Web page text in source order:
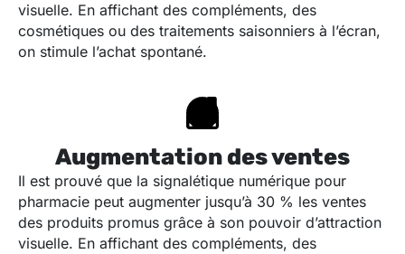
visuelle. En affichant des compléments, des
cosmétiques ou des traitements saisonniers à l’écran,
on stimule l’achat spontané.
Augmentation des ventes
Il est prouvé que la signalétique numérique pour
pharmacie peut augmenter jusqu’à 30 % les ventes
des produits promus grâce à son pouvoir d’attraction
visuelle. En affichant des compléments, des